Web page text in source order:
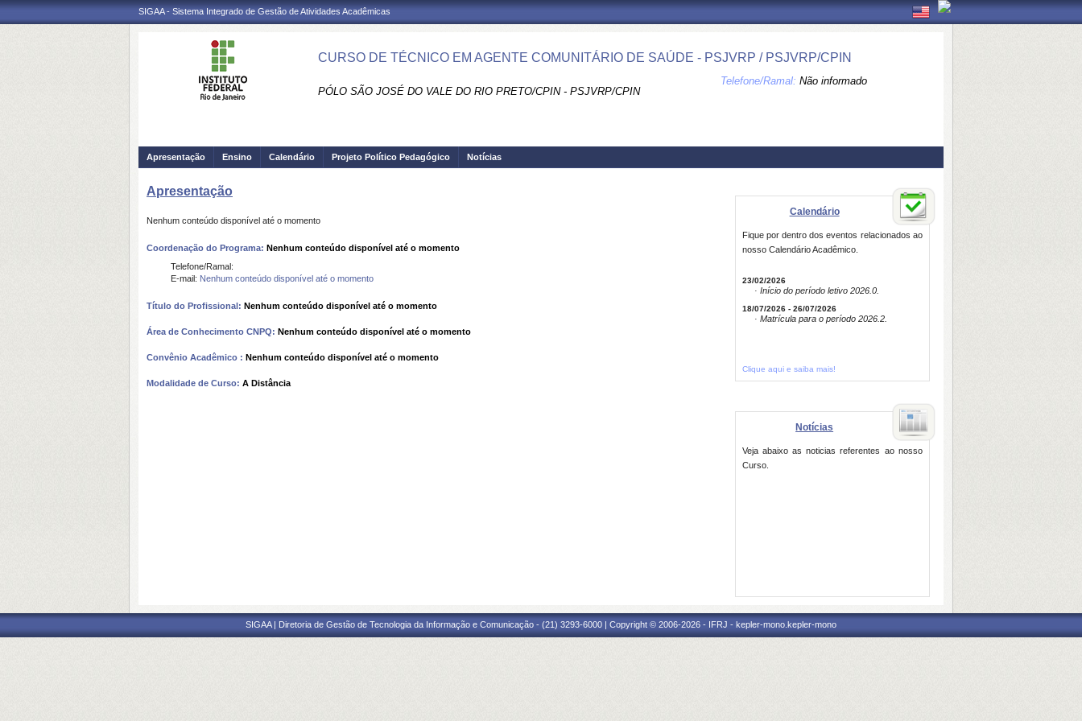
SIGAA - Sistema Integrado de Gestão de Atividades Acadêmicas
CURSO DE TÉCNICO EM AGENTE COMUNITÁRIO DE SAÚDE - PSJVRP / PSJVRP/CPIN
PÓLO SÃO JOSÉ DO VALE DO RIO PRETO/CPIN - PSJVRP/CPIN
Telefone/Ramal: Não informado
Apresentação Ensino Calendário Projeto Político Pedagógico Notícias
Apresentação
Nenhum conteúdo disponível até o momento
Coordenação do Programa: Nenhum conteúdo disponível até o momento
Telefone/Ramal:
E-mail: Nenhum conteúdo disponível até o momento
Título do Profissional: Nenhum conteúdo disponível até o momento
Área de Conhecimento CNPQ: Nenhum conteúdo disponível até o momento
Convênio Acadêmico : Nenhum conteúdo disponível até o momento
Modalidade de Curso: A Distância
Calendário
Fique por dentro dos eventos relacionados ao
nosso Calendário Acadêmico.
23/02/2026
· Início do período letivo 2026.0.
18/07/2026 - 26/07/2026
· Matrícula para o período 2026.2.
Clique aqui e saiba mais!
Notícias
Veja abaixo as noticias referentes ao nosso
Curso.
SIGAA | Diretoria de Gestão de Tecnologia da Informação e Comunicação - (21) 3293-6000 | Copyright © 2006-2026 - IFRJ - kepler-mono.kepler-mono